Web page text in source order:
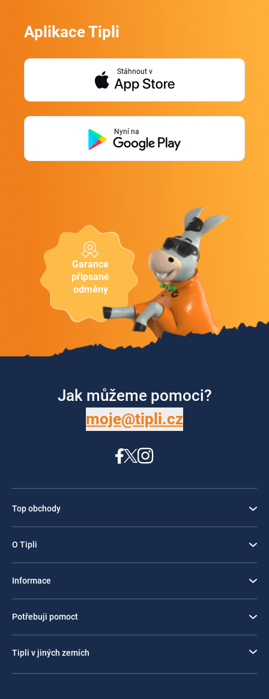
Garance
připsané
odměny
Aplikace Tipli
Stáhnout v
Nyní na
Jak můžeme pomoci?
moje@tipli.cz
Top obchody
O Tipli
Informace
Potřebuji pomoct
Tipli v jiných zemích